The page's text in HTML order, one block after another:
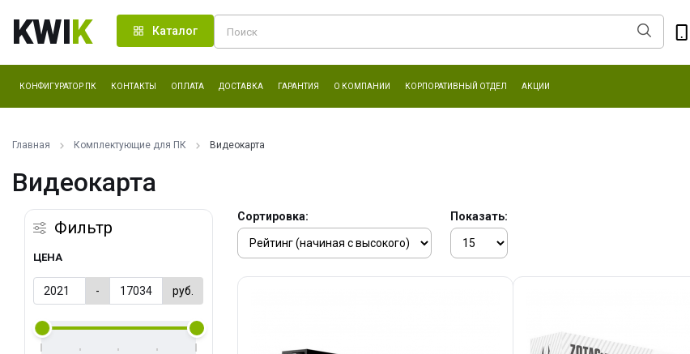
KWIK Каталог
КОНФИГУРАТОР ПК КОНТАКТЫ ОПЛАТА ДОСТАВКА ГАРАНТИЯ О КОМПАНИИ КОРПОРАТИВНЫЙ ОТДЕЛ АКЦИИ
Главная Комплектующие для ПК Видеокарта
Видеокарта
Фильтр
ЦЕНА
- руб.
Сортировка: Показать: